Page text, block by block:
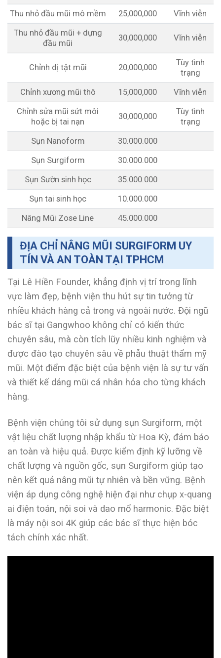
Thu nhỏ đầu mũi mô mềm 25,000,000 Vĩnh viễn
Thu nhỏ đầu mũi + dựng
đầu mũi
30,000,000 Vĩnh viễn
Chỉnh dị tật mũi 20,000,000
Tùy tình
trạng
Chỉnh xương mũi thô 15,000,000 Vĩnh viễn
Chỉnh sửa mũi sứt môi
hoặc bị tai nạn
30,000,000
Tùy tình
trạng
Sụn Nanoform 30.000.000
Sụn Surgiform 30.000.000
Sụn Sườn sinh học 35.000.000
Sụn tai sinh học 10.000.000
Nâng Mũi Zose Line 45.000.000
ĐỊA CHỈ NÂNG MŨI SURGIFORM UY
TÍN VÀ AN TOÀN TẠI TPHCM
Tại Lê Hiền Founder, khẳng định vị trí trong lĩnh
vực làm đẹp, bệnh viện thu hút sự tin tưởng từ
nhiều khách hàng cả trong và ngoài nước. Đội ngũ
bác sĩ tại Gangwhoo không chỉ có kiến thức
chuyên sâu, mà còn tích lũy nhiều kinh nghiệm và
được đào tạo chuyên sâu về phẫu thuật thẩm mỹ
mũi. Một điểm đặc biệt của bệnh viện là sự tư vấn
và thiết kế dáng mũi cá nhân hóa cho từng khách
hàng.
Bệnh viện chúng tôi sử dụng sụn Surgiform, một
vật liệu chất lượng nhập khẩu từ Hoa Kỳ, đảm bảo
an toàn và hiệu quả. Được kiểm định kỹ lưỡng về
chất lượng và nguồn gốc, sụn Surgiform giúp tạo
nên kết quả nâng mũi tự nhiên và bền vững. Bệnh
viện áp dụng công nghệ hiện đại như chụp x-quang
ai điện toán, nội soi và dao mổ harmonic. Đặc biệt
là máy nội soi 4K giúp các bác sĩ thực hiện bóc
tách chính xác nhất.